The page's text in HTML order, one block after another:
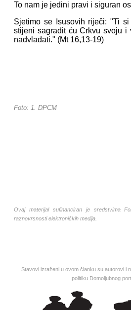
To nam je jedini pravi i siguran
Sjetimo se Isusovih riječi: "Ti
stijeni sagradit ću Crkvu svoju i
nadvladati." (Mt 16,13-19)
Foto: 1. DPCM
Ovaj materijal sufinanciran je sredstvima
raznovrsnosti elektroničkih medija.
Stavovi izraženi u ovom članku su autorovi i
politiku Domoljubnog